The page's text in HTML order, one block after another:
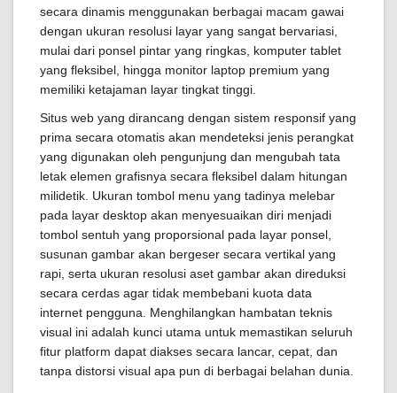
secara dinamis menggunakan berbagai macam gawai
dengan ukuran resolusi layar yang sangat bervariasi,
mulai dari ponsel pintar yang ringkas, komputer tablet
yang fleksibel, hingga monitor laptop premium yang
memiliki ketajaman layar tingkat tinggi.
Situs web yang dirancang dengan sistem responsif yang
prima secara otomatis akan mendeteksi jenis perangkat
yang digunakan oleh pengunjung dan mengubah tata
letak elemen grafisnya secara fleksibel dalam hitungan
milidetik. Ukuran tombol menu yang tadinya melebar
pada layar desktop akan menyesuaikan diri menjadi
tombol sentuh yang proporsional pada layar ponsel,
susunan gambar akan bergeser secara vertikal yang
rapi, serta ukuran resolusi aset gambar akan direduksi
secara cerdas agar tidak membebani kuota data
internet pengguna. Menghilangkan hambatan teknis
visual ini adalah kunci utama untuk memastikan seluruh
fitur platform dapat diakses secara lancar, cepat, dan
tanpa distorsi visual apa pun di berbagai belahan dunia.